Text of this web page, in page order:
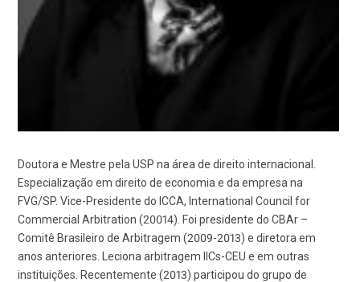
Doutora e Mestre pela USP na área de direito internacional.
Especialização em direito de economia e da empresa na
FVG/SP. Vice-Presidente do ICCA, International Council for
Commercial Arbitration (20014). Foi presidente do CBAr –
Comitê Brasileiro de Arbitragem (2009-2013) e diretora em
anos anteriores. Leciona arbitragem IICs-CEU e em outras
instituições. Recentemente (2013) participou do grupo de